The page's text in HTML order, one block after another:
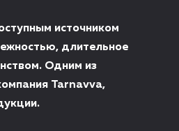
источником
длительное
Одним из
Tarnavva,